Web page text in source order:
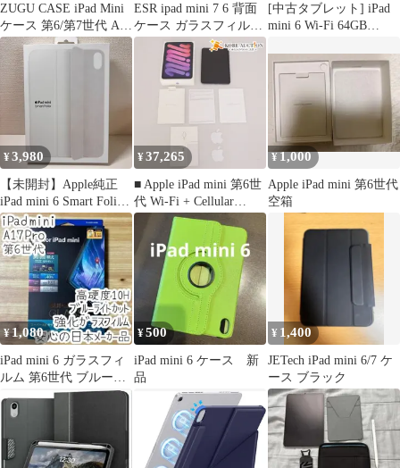
ZUGU CASE iPad Mini
ケース 第6/第7世代 A17
Pro
ESR ipad mini 7 6 背面
ケース ガラスフィルム
セット
[中古タブレット] iPad
mini 6 Wi-Fi 64GB
¥3,980
【未開封】Apple純正
iPad mini 6 Smart Folio
ホワイト ケース
¥37,265
■ Apple iPad mini 第6世
代 Wi-Fi + Cellular
256GB MK8K3J/A パー
プル SIM不明 箱付き
動作未確認 ジャンク
¥1,000
Apple iPad mini 第6世代
空箱
¥1,080
iPad mini 6 ガラスフィ
ルム 第6世代 ブルーラ
イトカット 液晶保護
¥500
iPad mini 6 ケース 新
品
¥ 1,400
JETech iPad mini 6/7 ケ
ース ブラック